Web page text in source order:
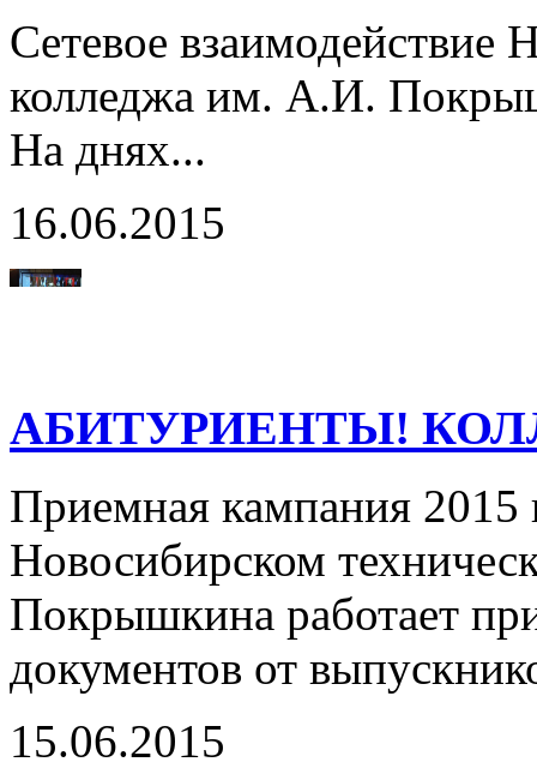
Сетевое взаимодействие
колледжа им. А.И.
На днях...
16.06.2015
АБИТУРИЕНТЫ!
Приемная кампания 2015
Новосибирском
Покрышкина работает
документов от
15.06.2015